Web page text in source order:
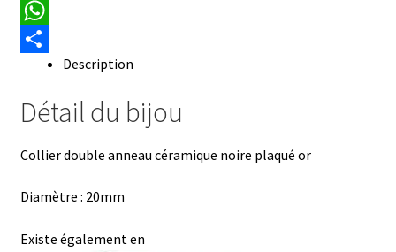
e
b
k
u
k
y
P
e
r
t
W
t
s
p
r
t
e
Description
Détail du bijou
Collier double anneau céramique noire plaqué or
Diamètre : 20mm
Existe également en